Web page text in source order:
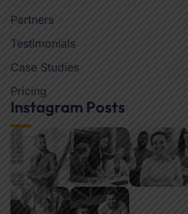
Partners
Testimonials
Case Studies
Pricing
Instagram Posts